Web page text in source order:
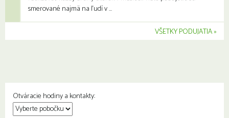
smerované najmä na ľudí v ...
VŠETKY PODUJATIA
Otváracie hodiny a kontakty: